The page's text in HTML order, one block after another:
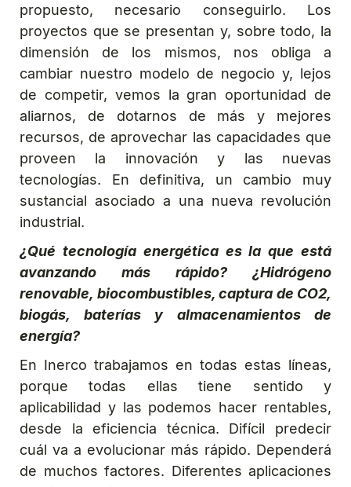
propuesto, necesario conseguirlo. Los
proyectos que se presentan y, sobre todo, la
dimensión de los mismos, nos obliga a
cambiar nuestro modelo de negocio y, lejos
de competir, vemos la gran oportunidad de
aliarnos, de dotarnos de más y mejores
recursos, de aprovechar las capacidades que
proveen la innovación y las nuevas
tecnologías. En definitiva, un cambio muy
sustancial asociado a una nueva revolución
industrial.
¿Qué tecnología energética es la que está
avanzando más rápido? ¿Hidrógeno
renovable, biocombustibles, captura de CO2,
biogás, baterías y almacenamientos de
energía?
En Inerco trabajamos en todas estas líneas,
porque todas ellas tiene sentido y
aplicabilidad y las podemos hacer rentables,
desde la eficiencia técnica. Difícil predecir
cuál va a evolucionar más rápido. Dependerá
de muchos factores. Diferentes aplicaciones